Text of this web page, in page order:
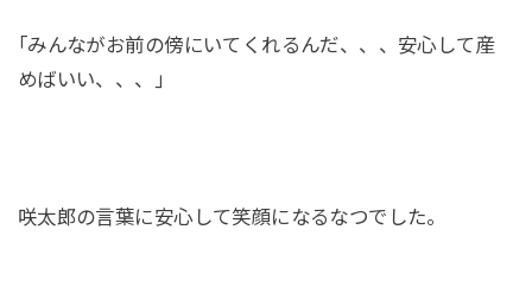
｢みんながお前の傍にいてくれるんだ、、、安心して産
めばいい、、、｣
咲太郎の言葉に安心して笑顔になるなつでした。